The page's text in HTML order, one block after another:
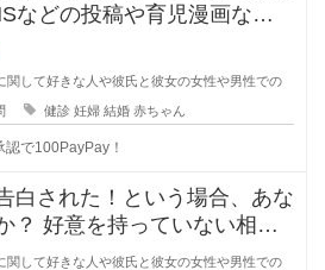
などの投稿や育児漫画など
、仲の良さそう
関して好きな人や彼氏と彼女の女性や男性での
健診 妊婦 結婚 赤ちゃん
で100PayPay！
白された！という場合、あな
相手
惑ったり
関して好きな人や彼氏と彼女の女性や男性での